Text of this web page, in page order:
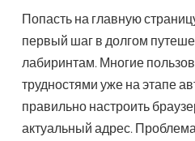
Попасть на главную
первый шаг в долгом
лабиринтам. Многие
трудностями уже на этапе
правильно настроить
актуальный адрес. Проблема